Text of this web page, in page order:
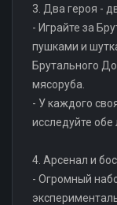
3. Два героя -
- Играйте за
пушками и
Брутального
мясоруба.
- У каждого
исследуйте
4. Арсенал и
- Огромный